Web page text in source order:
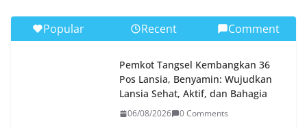
Popular Recent Comment
Pemkot Tangsel Kembangkan 36
Pos Lansia, Benyamin: Wujudkan
Lansia Sehat, Aktif, dan Bahagia
06/08/2026 0 Comments